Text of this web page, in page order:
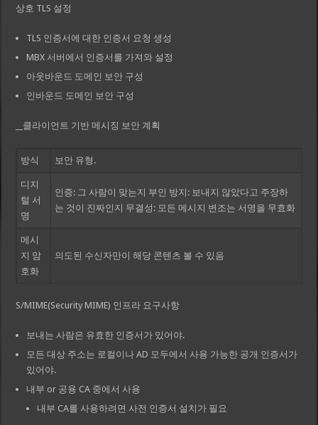
상호 TLS 설정
TLS 인증서에 대한 인증서 요청 생성
MBX 서버에서 인증서를 가져와 설정
아웃바운드 도메인 보안 구성
인바운드 도메인 보안 구성
__클라이언트 기반 메시징 보안 계획
방식 보안 유형.
디지
털 서
명
인증: 그 사람이 맞는지 부인 방지: 보내지 않았다고 주장하
는 것이 진짜인지 무결성: 모든 메시지 변조는 서명을 무효화
메시
지 암
호화
의도된 수신자만이 해당 콘텐츠 볼 수 있음
S/MIME(Security MIME) 인프라 요구사항
보내는 사람은 유효한 인증서가 있어야.
모든 대상 주소는 로컬이나 AD 모두에서 사용 가능한 공개 인증서가
있어야.
내부 or 공용 CA 중에서 사용
내부 CA를 사용하려면 사전 인증서 설치가 필요